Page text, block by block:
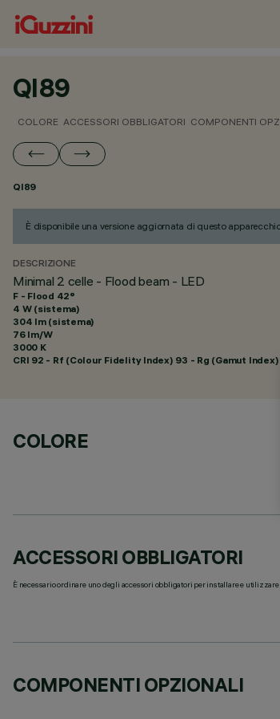
QI89
COLORE ACCESSORI OBBLIGATORI COMPONENTI
QI89
È disponibile una versione aggiornata di questo
DESCRIZIONE
Minimal 2 celle - Flood beam - LED
F - Flood 42°
4 W (sistema)
304 lm (sistema)
76 lm/W
3000 K
CRI 92 - Rf (Colour Fidelity Index) 93 - Rg (Gamut Index)
COLORE
ACCESSORI OBBLIGATORI
È necessario ordinare uno degli accessori obbligatori per installare e
COMPONENTI OPZIONALI